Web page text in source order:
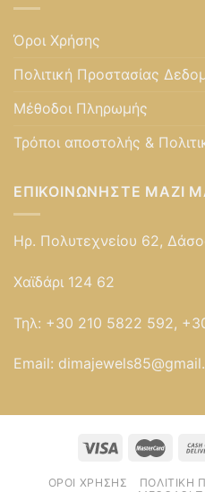
Όροι Χρήσης
Πολιτική Προστασίας
Μέθοδοι Πληρωμής
Τρόποι αποστολής &
ΕΠΙΚΟΙΝΩΝΉΣΤΕ ΜΑΖΊ
Ηρ. Πολυτεχνείου 62,
Χαϊδάρι 124 62
Τηλ: +30 210 5822 592,
Email:
ΌΡΟΙ ΧΡΉΣΗΣ
ΠΟΛΙΤΙΚΉ